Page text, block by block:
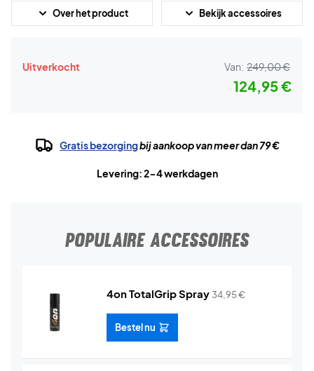
Over het product Bekijk accessoires
Uitverkocht Van: 249,00 €
124,95 €
Gratis bezorgingbij aankoop van meer dan 79 €
Levering: 2-4 werkdagen
POPULAIRE ACCESSOIRES
4on TotalGrip Spray 34,95€
Bestel nu